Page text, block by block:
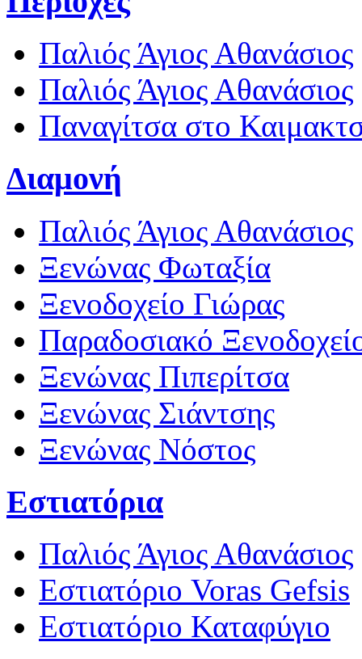
Παλιός Άγιος Αθανάσιος
Παλιός Άγιος Αθανάσιος
Παναγίτσα στο
Διαμονή
Παλιός Άγιος Αθανάσιος
Ξενώνας Φωταξία
Ξενοδοχείο Γιώρας
Παραδοσιακό
Ξενώνας Πιπερίτσα
Ξενώνας Σιάντσης
Ξενώνας Νόστος
Εστιατόρια
Παλιός Άγιος Αθανάσιος
Εστιατόριο Voras Gefsis
Εστιατόριο Καταφύγιο